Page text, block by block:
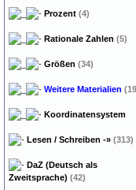
Prozent (4)
Rationale Zahlen (5)
Größen (34)
Weitere Materialien
Koordinatensystem
Lesen / Schreiben -» (313)
DaZ (Deutsch als
Zweitsprache) (42)